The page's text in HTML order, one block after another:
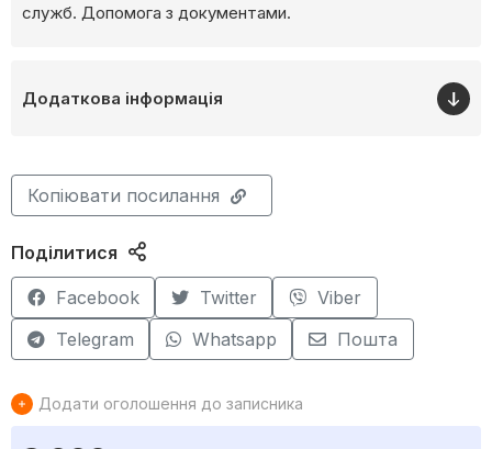
служб. Допомога з документами.
Додаткова інформація
Копіювати посилання
Поділитися
Facebook Twitter
Viber
Telegram
Whatsapp Пошта
Додати оголошення до записника